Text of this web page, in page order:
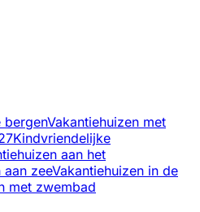
bergenVakantiehuizen met
Kindvriendelijke
aan het
aan zeeVakantiehuizen in de
met zwembad